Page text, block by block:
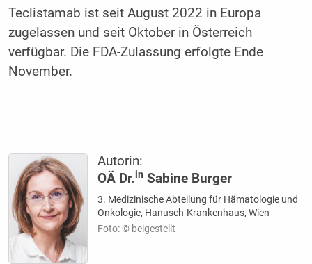
Teclistamab ist seit August 2022 in Europa
zugelassen und seit Oktober in Österreich
verfügbar. Die FDA-Zulassung erfolgte Ende
November.
Autorin:
OÄ Dr.in Sabine Burger
3. Medizinische Abteilung für Hämatologie und
Onkologie, Hanusch-Krankenhaus, Wien
Foto: © beigestellt